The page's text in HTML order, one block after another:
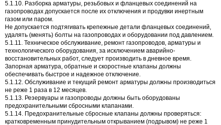
5.1.10. Разборка арматуры, резьбовых и фланцевых соединений на
газопроводах допускается после их отключения и продувки инертным
газом или паром.
Не допускается подтягивать крепежные детали фланцевых соединений,
удалять (менять) болты на газопроводах и оборудовании под давлением.
5.1.11. Техническое обслуживание, ремонт газопроводов, арматуры и
технологического оборудования, за исключением аварийно-
восстановительных работ, следует производить в дневное время.
Запорная арматура, обратные и скоростные клапаны должны
обеспечивать быстрое и надежное отключение.
5.1.12. Обслуживание и текущий ремонт арматуры должны производиться
не реже 1 раза в 12 месяцев.
5.1.13. Резервуары и газопроводы должны быть оборудованы
предохранительными сбросными клапанами.
5.1.14. Предохранительные сбросные клапаны должны проверяться:
кратковременным принудительным открыванием (подрывом) не реже 1